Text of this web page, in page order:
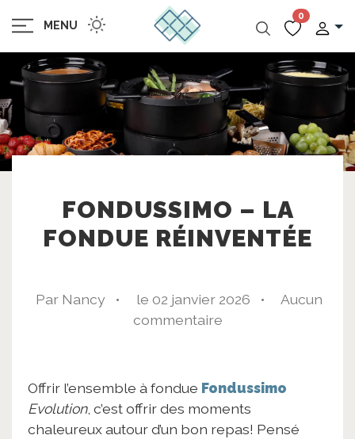
MENU
0
FONDUSSIMO – LA
FONDUE RÉINVENTÉE
Par Nancy • le 02 janvier 2026 •
Aucun
commentaire
Offrir l’ensemble à fondue Fondussimo
Evolution, c’est offrir des moments
chaleureux autour d’un bon repas! Pensé